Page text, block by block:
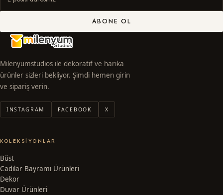
ABONE OL
Milenyumstudios ile dekoratif ve harika
ürünler sizleri bekliyor. Şimdi hemen girin
ve sipariş verin.
INSTAGRAM FACEBOOK X
KOLEKSIYONLAR
Büst
Cadılar Bayramı Ürünleri
Dekor
Duvar Ürünleri